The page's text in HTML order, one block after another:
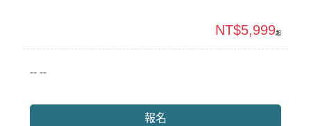
-- --
NT$5,999起
報名